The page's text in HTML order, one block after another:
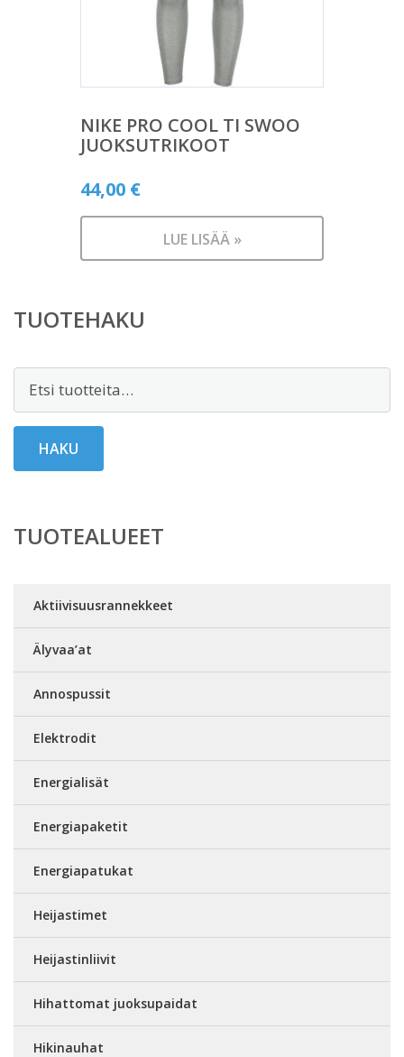
NIKE PRO COOL TI SWOO
JUOKSUTRIKOOT
44,00 €
LUE LISÄÄ »
TUOTEHAKU
Etsi:
HAKU
TUOTEALUEET
Aktiivisuusrannekkeet
Älyvaa’at
Annospussit
Elektrodit
Energialisät
Energiapaketit
Energiapatukat
Heijastimet
Heijastinliivit
Hihattomat juoksupaidat
Hikinauhat